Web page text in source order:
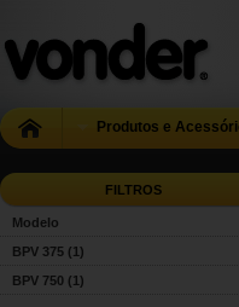
Produtos e
FILTROS
Modelo
BPV 375 (1)
BPV 750 (1)